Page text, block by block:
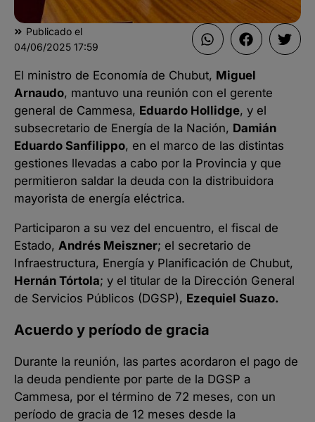
Publicado el
04/06/2025 17:59
El ministro de Economía de Chubut, Miguel
Arnaudo, mantuvo una reunión con el gerente
general de Cammesa, Eduardo Hollidge, y el
subsecretario de Energía de la Nación, Damián
Eduardo Sanfilippo, en el marco de las distintas
gestiones llevadas a cabo por la Provincia y que
permitieron saldar la deuda con la distribuidora
mayorista de energía eléctrica.
Participaron a su vez del encuentro, el fiscal de
Estado, Andrés Meiszner; el secretario de
Infraestructura, Energía y Planificación de Chubut,
Hernán Tórtola; y el titular de la Dirección General
de Servicios Públicos (DGSP), Ezequiel Suazo.
Acuerdo y período de gracia
Durante la reunión, las partes acordaron el pago de
la deuda pendiente por parte de la DGSP a
Cammesa, por el término de 72 meses, con un
período de gracia de 12 meses desde la